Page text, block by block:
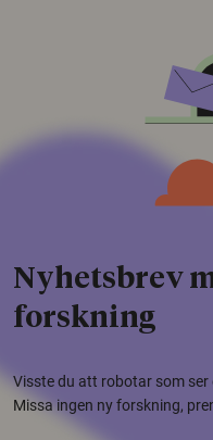
Nyhetsbrev
forskning
Visste du att robotar som
Missa ingen ny forskning,